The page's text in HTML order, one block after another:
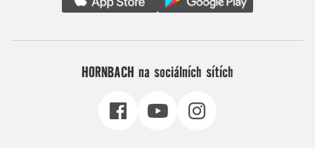
HORNBACH na sociálních sítích